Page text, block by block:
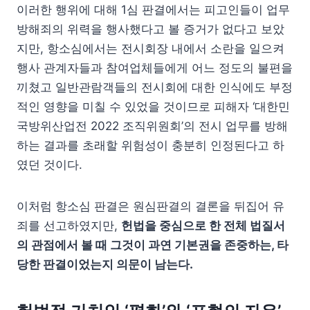
이러한 행위에 대해 1심 판결에서는 피고인들이 업무
방해죄의 위력을 행사했다고 볼 증거가 없다고 보았
지만, 항소심에서는 전시회장 내에서 소란을 일으켜
행사 관계자들과 참여업체들에게 어느 정도의 불편을
끼쳤고 일반관람객들의 전시회에 대한 인식에도 부정
적인 영향을 미칠 수 있었을 것이므로 피해자 ‘대한민
국방위산업전 2022 조직위원회’의 전시 업무를 방해
하는 결과를 초래할 위험성이 충분히 인정된다고 하
였던 것이다.
이처럼 항소심 판결은 원심판결의 결론을 뒤집어 유
죄를 선고하였지만, 헌법을 중심으로 한 전체 법질서
의 관점에서 볼 때 그것이 과연 기본권을 존중하는, 타
당한 판결이었는지 의문이 남는다.